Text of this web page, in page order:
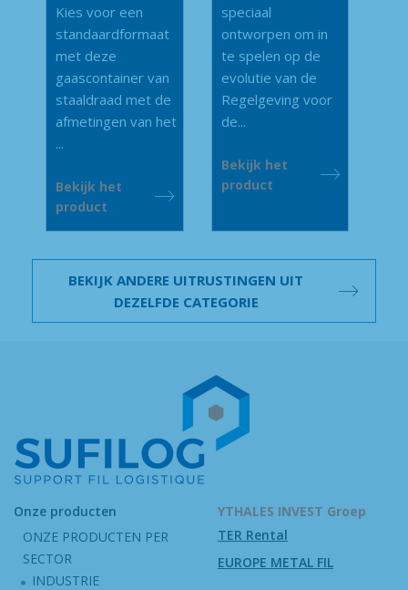
Kies voor een
standaardformaat
met deze
gaascontainer van
staaldraad met de
afmetingen van het
...
Bekijk het
product
speciaal
ontworpen om in
te spelen op de
evolutie van de
Regelgeving voor
de...
Bekijk het
product
BEKIJK ANDERE UITRUSTINGEN UIT
DEZELFDE CATEGORIE
Onze producten
ONZE PRODUCTEN PER
SECTOR
INDUSTRIE
YTHALES INVEST Groep
TER Rental
EUROPE METAL FIL